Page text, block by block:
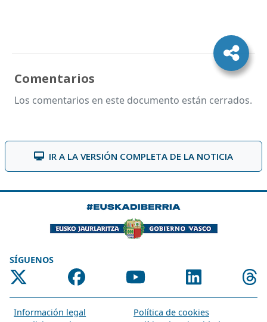
Comentarios
Los comentarios en este documento están cerrados.
IR A LA VERSIÓN COMPLETA DE LA NOTICIA
SÍGUENOS
Información legal
Política de cookies